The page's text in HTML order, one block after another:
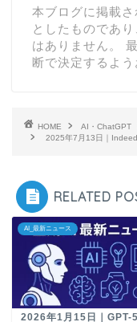
本ブログに掲載
としたものであ
はありません。
断で決定するよう
HOME AI・ChatGPT
2025年7月13日｜
RELATED
AI_最新ニュース
2026年1月15日｜GPT-